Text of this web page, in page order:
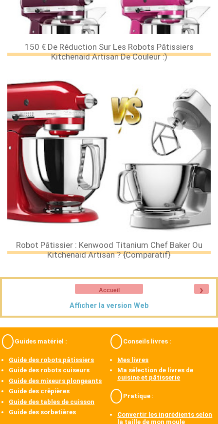
150 € De Réduction Sur Les Robots Pâtissiers
Kitchenaid Artisan De Couleur :)
Robot Pâtissier : Kenwood Titanium Chef Baker Ou
Kitchenaid Artisan ? {comparatif}
›
Accueil
Afficher la version Web
Guides matériel :
Guide des robots pâtissiers
Guide des robots cuiseurs
Guide des mixeurs plongeants
Guide des crêpières
Guide des tables de cuisson
Guide des sorbetières
Conseils livres :
Mes livres
Ma sélection de livres de
cuisine et pâtisserie
Pratique :
Convertir les ingrédients selon
la taille de mon moule